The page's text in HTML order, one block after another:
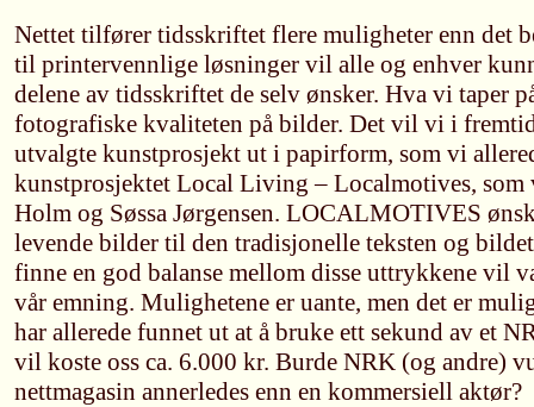
Nettet tilfører tidsskriftet flere muligheter enn det
til printervennlige løsninger vil alle og enhver
delene av tidsskriftet de selv ønsker. Hva vi taper
fotografiske kvaliteten på bilder. Det vil vi i
utvalgte kunstprosjekt ut i papirform, som vi
kunstprosjektet Local Living – Localmotives, som
Holm og Søssa Jørgensen. LOCALMOTIVES
levende bilder til den tradisjonelle teksten og
finne en god balanse mellom disse uttrykkene vil
vår emning. Mulighetene er uante, men det er
har allerede funnet ut at å bruke ett sekund av et
vil koste oss ca. 6.000 kr. Burde NRK (og andre)
nettmagasin annerledes enn en kommersiell aktør?